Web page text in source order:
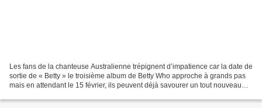
Les fans de la chanteuse Australienne trépignent d’impatience car la date de
sortie de « Betty » le troisième album de Betty Who approche à grands pas
mais en attendant le 15 février, ils peuvent déjà savourer un tout nouveau